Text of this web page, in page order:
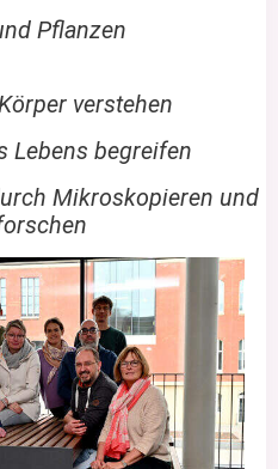
Pflanzen
verstehen
Lebens begreifen
Mikroskopieren und